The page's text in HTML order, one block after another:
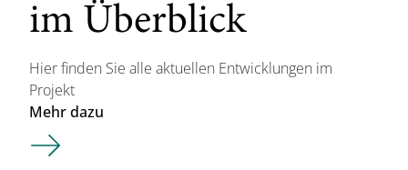
im Überblick
Hier finden Sie alle aktuellen Entwicklungen im
Projekt
Mehr dazu